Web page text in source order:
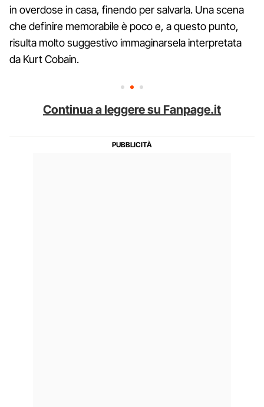
in overdose in casa, finendo per salvarla. Una scena
che definire memorabile è poco e, a questo punto,
risulta molto suggestivo immaginarsela interpretata
da Kurt Cobain.
Continua a leggere su Fanpage.it